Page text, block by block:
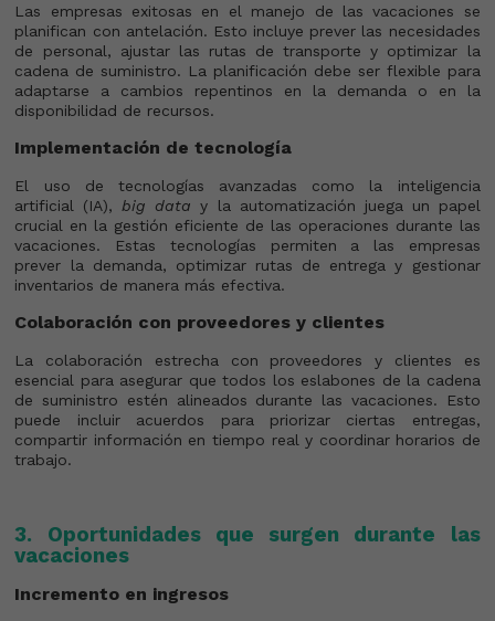
Las empresas exitosas en el manejo de las vacaciones se
planifican con antelación. Esto incluye prever las necesidades
de personal, ajustar las rutas de transporte y optimizar la
cadena de suministro. La planificación debe ser flexible para
adaptarse a cambios repentinos en la demanda o en la
disponibilidad de recursos.
Implementación de tecnología
El uso de tecnologías avanzadas como la inteligencia
artificial (IA), big data y la automatización juega un papel
crucial en la gestión eficiente de las operaciones durante las
vacaciones. Estas tecnologías permiten a las empresas
prever la demanda, optimizar rutas de entrega y gestionar
inventarios de manera más efectiva.
Colaboración con proveedores y clientes
La colaboración estrecha con proveedores y clientes es
esencial para asegurar que todos los eslabones de la cadena
de suministro estén alineados durante las vacaciones. Esto
puede incluir acuerdos para priorizar ciertas entregas,
compartir información en tiempo real y coordinar horarios de
trabajo.
3. Oportunidades que surgen durante las
vacaciones
Incremento en ingresos